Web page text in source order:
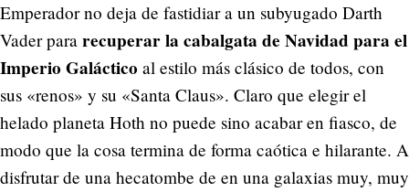
Emperador no deja de fastidiar a un subyugado Darth
Vader para recuperar la cabalgata de Navidad para el
Imperio Galáctico al estilo más clásico de todos, con
sus «renos» y su «Santa Claus». Claro que elegir el
helado planeta Hoth no puede sino acabar en fiasco, de
modo que la cosa termina de forma caótica e hilarante. A
disfrutar de una hecatombe de en una galaxias muy, muy